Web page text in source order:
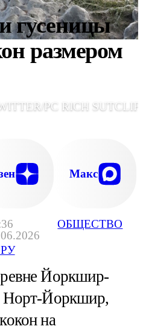
ОБЩЕСТВО
гусеницы
размером
PC RICH
Макс
Йоркшир-
Норт-Йоркшир,
на